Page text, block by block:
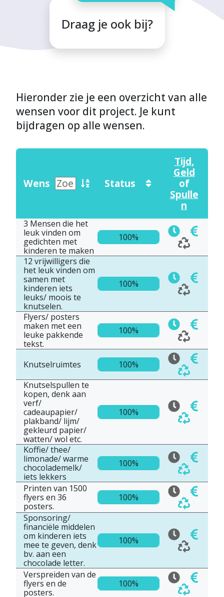
Draag je ook bij?
Hieronder zie je een overzicht van alle
wensen voor dit project. Je kunt
bijdragen op alle wensen.
Wens Status
Tijd,
Geld
of
Spulle
n
3 Mensen die het
leuk vinden om
gedichten met
kinderen te maken
100%
12 vrijwilligers die
het leuk vinden om
samen met
kinderen iets
leuks/ moois te
knutselen.
100%
Flyers/ posters
maken met een
leuke pakkende
tekst.
100%
Knutselruimtes
100%
Knutselspullen te
kopen, denk aan
verf/
cadeaupapier/
plakband/ lijm/
gekleurd papier/
watten/ wol etc.
100%
Koffie/ thee/
limonade/ warme
chocolademelk/
iets lekkers
100%
Printen van 1500
flyers en 36
posters.
100%
Sponsoring/
financiële middelen
om kinderen iets
mee te geven, denk
bv. aan een
chocolade letter.
100%
Verspreiden van de
flyers en de
posters.
100%